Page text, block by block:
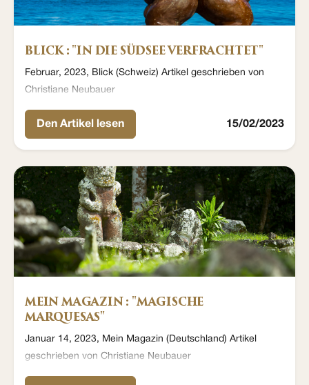
BLICK : "IN DIE SÜDSEE VERFRACHTET"
Februar, 2023, Blick (Schweiz) Artikel geschrieben von
Christiane Neubauer
Den Artikel lesen 15/02/2023
MEIN MAGAZIN : "MAGISCHE
MARQUESAS"
Januar 14, 2023, Mein Magazin (Deutschland) Artikel
geschrieben von Christiane Neubauer